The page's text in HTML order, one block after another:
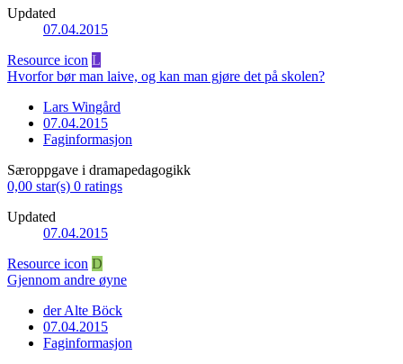
Updated
07.04.2015
Resource icon L
Hvorfor bør man laive, og kan man gjøre det på skolen?
Lars Wingård
07.04.2015
Faginformasjon
Særoppgave i dramapedagogikk
0,00 star(s) 0 ratings
Updated
07.04.2015
Resource icon D
Gjennom andre øyne
der Alte Böck
07.04.2015
Faginformasjon